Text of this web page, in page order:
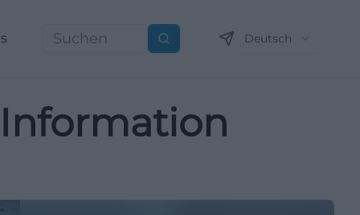
Suchen Deutsch